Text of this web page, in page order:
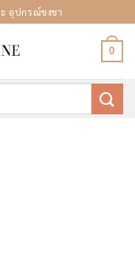
ะ อุปกรณ์ชงชา
0